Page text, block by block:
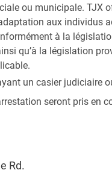
ou municipale. TJX
aux individus
à la
qu’à la législation
un casier judiciaire
seront pris en
Rd.